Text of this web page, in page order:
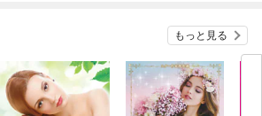
もっと見る